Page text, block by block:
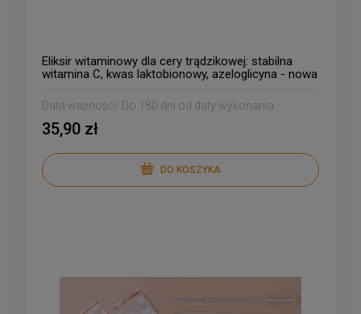
Eliksir witaminowy dla cery trądzikowej: stabilna
witamina C, kwas laktobionowy, azeloglicyna - nowa
Data ważności: Do 180 dni od daty wykonania
35,90 zł
DO KOSZYKA